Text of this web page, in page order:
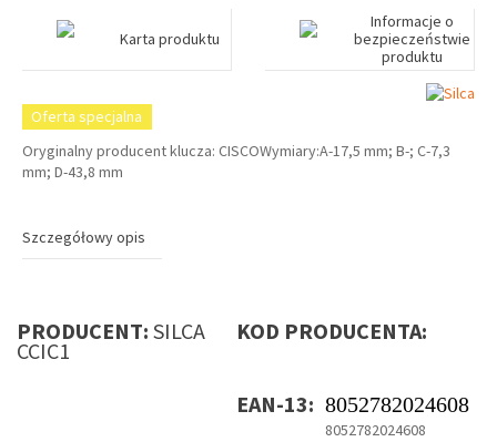
Karta produktu
Informacje o
bezpieczeństwie
produktu
Oferta specjalna
Oryginalny producent klucza: CISCOWymiary:A-17,5 mm; B-; C-7,3
mm; D-43,8 mm
Szczegółowy opis
PRODUCENT: SILCA KOD PRODUCENTA:
CCIC1
EAN-13: 8052782024608
8052782024608